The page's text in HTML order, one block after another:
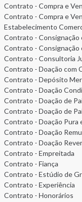
Contrato - Compra e
Contrato - Compra e
Estabelecimento
Contrato - Consignação
Contrato - Consignação
Contrato - Consultoria
Contrato - Doação com
Contrato - Depósito
Contrato - Doação
Contrato - Doação de
Contrato - Doação de
Contrato - Doação Pura
Contrato - Doação
Contrato - Doação
Contrato - Empreitada
Contrato - Fiança
Contrato - Estúdio de
Contrato - Experiência
Contrato - Honorários